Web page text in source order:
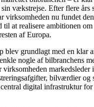
vækstrejse. Efter flere års
virksomheden nu fundet
at realisere ambitionen om
af Europa.
blev grundlagt med en klar
nogle af bilbranchens
virksomheden
bilværdier og
digital infrastruktur for